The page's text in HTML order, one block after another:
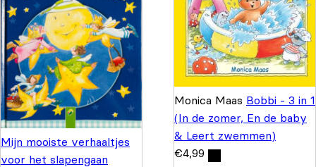
Mijn mooiste verhaaltjes
voor het slapengaan
Monica Maas Bobbi - 3 in 1
(In de zomer, En de baby
& Leert zwemmen)
€4,99